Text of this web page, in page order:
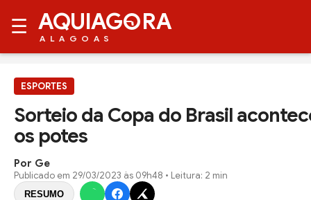
☰ AQUIAG RA
ALAGOAS
ESPORTES
Sorteio da Copa do Brasil
os potes
Por Ge
Publicado em 29/03/2023 às 09h48 • Leitura: 2 min
RESUMO